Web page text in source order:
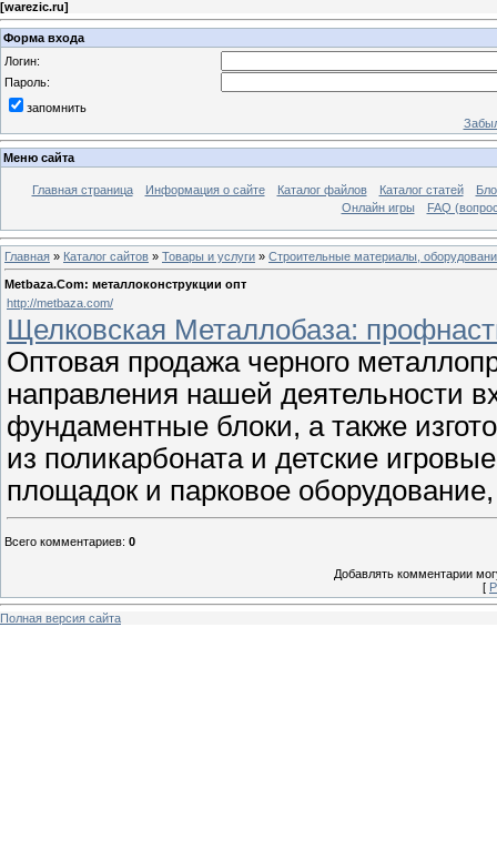
[warezic.ru]
Форма входа
Логин:
Пароль:
запомнить
Меню сайта
Главная страница Информация о сайте Каталог файлов Каталог статей
Онлайн игры
FAQ
Главная » Каталог сайтов » Товары и услуги » Строительные материалы,
Metbaza.Com: металлоконструкции опт
http://metbaza.com/
Щелковская Металлобаза:
Оптовая продажа черного
направления нашей деятельности
фундаментные блоки, а также
из поликарбоната и детские
площадок и парковое
Всего комментариев: 0
Добавлять комментарии
[
Полная версия сайта